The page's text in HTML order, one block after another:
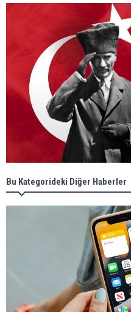
Bu Kategorideki Diğer Haberler